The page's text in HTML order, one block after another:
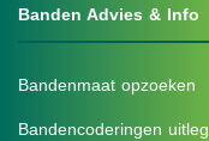
Banden Advies & Info
Bandenmaat opzoeken
Bandencoderingen uitleg